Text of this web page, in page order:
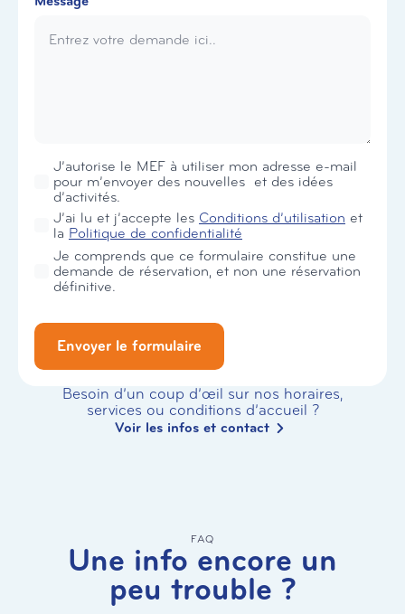
Newsletter
J’autorise le MEF à utiliser mon adresse e-mail
pour m’envoyer des nouvelles et des idées
d’activités.
RGPD
J’ai lu et j’accepte les Conditions d’utilisation et
la Politique de confidentialité
Je comprends que ce formulaire constitue une
demande de réservation, et non une réservation
définitive.
Envoyer le formulaire
Besoin d’un coup d’œil sur nos horaires,
services ou conditions d’accueil ?
Voir les infos et contact
FAQ
Une info encore un
peu trouble ?